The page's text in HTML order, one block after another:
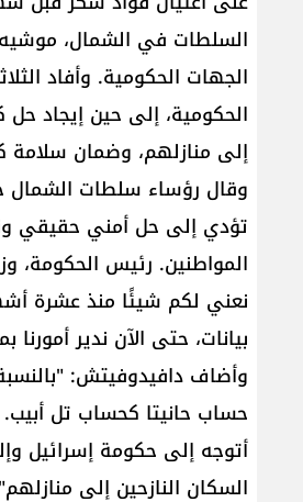
السلطات في الشمال،
الجهات الحكومية. وأفاد
الحكومية، إلى حين إيجاد
إلى منازلهم، وضمان
وقال رؤساء سلطات الشمال
تؤدي إلى حل أمني حقيقي
المواطنين. رئيس الحكومة،
نعني لكم شيئًا منذ عشرة
بيانات، حتى الآن ندير
حساب حانيتا كحساب تل
أتوجه إلى حكومة إسرائيل
السكان النازحين إلى